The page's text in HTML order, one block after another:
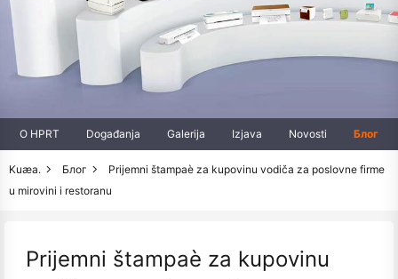
O HPRT Događanja Galerija Izjava Novosti Блог
Kuæa. Блог
Prijemni štampaè za kupovinu vodiča za poslovne firme
u mirovini i restoranu
Prijemni štampaè za kupovinu